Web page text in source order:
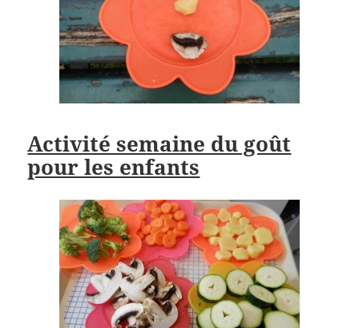
Activité semaine du goût
pour les enfants